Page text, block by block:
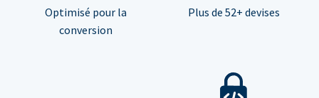
Optimisé pour la
conversion
Plus de 52+ devises